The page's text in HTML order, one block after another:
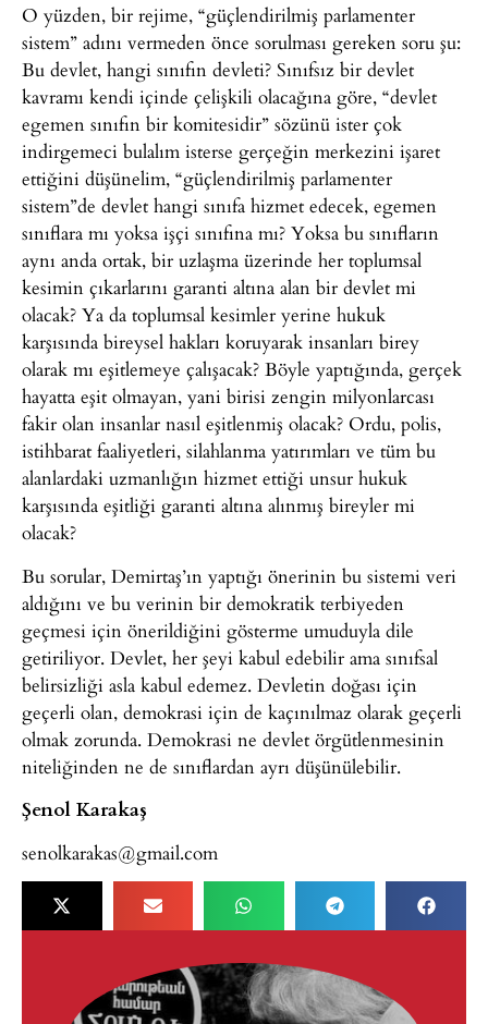
O yüzden, bir rejime, “güçlendirilmiş parlamenter
sistem” adını vermeden önce sorulması gereken soru şu:
Bu devlet, hangi sınıfın devleti? Sınıfsız bir devlet
kavramı kendi içinde çelişkili olacağına göre, “devlet
egemen sınıfın bir komitesidir” sözünü ister çok
indirgemeci bulalım isterse gerçeğin merkezini işaret
ettiğini düşünelim, “güçlendirilmiş parlamenter
sistem”de devlet hangi sınıfa hizmet edecek, egemen
sınıflara mı yoksa işçi sınıfına mı? Yoksa bu sınıfların
aynı anda ortak, bir uzlaşma üzerinde her toplumsal
kesimin çıkarlarını garanti altına alan bir devlet mi
olacak? Ya da toplumsal kesimler yerine hukuk
karşısında bireysel hakları koruyarak insanları birey
olarak mı eşitlemeye çalışacak? Böyle yaptığında, gerçek
hayatta eşit olmayan, yani birisi zengin milyonlarcası
fakir olan insanlar nasıl eşitlenmiş olacak? Ordu, polis,
istihbarat faaliyetleri, silahlanma yatırımları ve tüm bu
alanlardaki uzmanlığın hizmet ettiği unsur hukuk
karşısında eşitliği garanti altına alınmış bireyler mi
olacak?
Bu sorular, Demirtaş’ın yaptığı önerinin bu sistemi veri
aldığını ve bu verinin bir demokratik terbiyeden
geçmesi için önerildiğini gösterme umuduyla dile
getiriliyor. Devlet, her şeyi kabul edebilir ama sınıfsal
belirsizliği asla kabul edemez. Devletin doğası için
geçerli olan, demokrasi için de kaçınılmaz olarak geçerli
olmak zorunda. Demokrasi ne devlet örgütlenmesinin
niteliğinden ne de sınıflardan ayrı düşünülebilir.
Şenol Karakaş
senolkarakas@gmail.com